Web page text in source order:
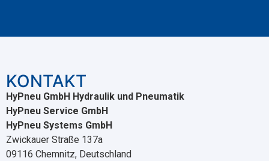
KONTAKT
HyPneu GmbH Hydraulik und Pneumatik
HyPneu Service GmbH
HyPneu Systems GmbH
Zwickauer Straße 137a
09116 Chemnitz, Deutschland